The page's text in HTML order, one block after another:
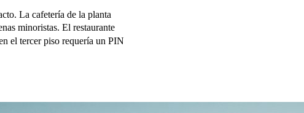
La cafetería de la planta
minoristas. El restaurante
el tercer piso requería un PIN